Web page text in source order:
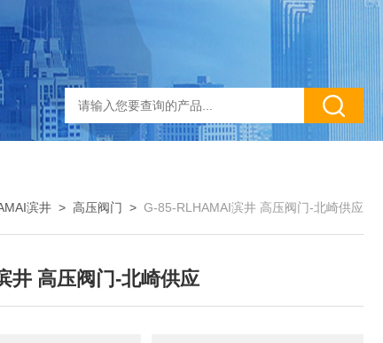
滨井 > 高压阀门 > G-85-RLHAMAI滨井 高压阀门-北崎供应
井 高压阀门-北崎供应